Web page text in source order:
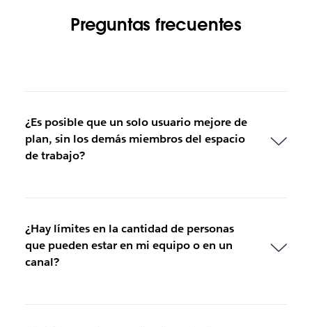
Preguntas frecuentes
¿Es posible que un solo usuario mejore de
plan, sin los demás miembros del espacio
de trabajo?
¿Hay límites en la cantidad de personas
que pueden estar en mi equipo o en un
canal?